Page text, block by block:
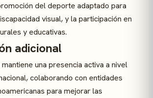
del deporte adaptado para
visual, y la participación en
y educativas.
adicional
una presencia activa a nivel
colaborando con entidades
para mejorar las